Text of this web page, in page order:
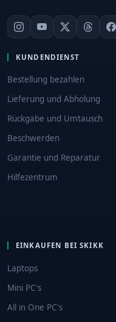
KUNDENDIENST
Bestellung bezahlen
Lieferung und Abholung
Rückgabe und Umtausch
Beschwerden
Garantie und Reparatur
Hilfezentrum
EINKAUFEN BEI SKIKK
Laptops
Mini PC's
All in One PC's